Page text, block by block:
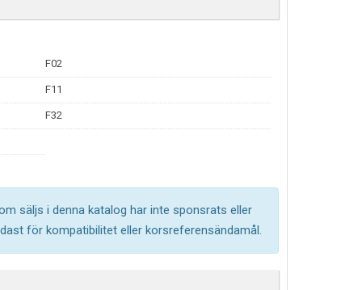
F02
F11
F32
säljs i denna katalog har inte sponsrats eller
för kompatibilitet eller korsreferensändamål.